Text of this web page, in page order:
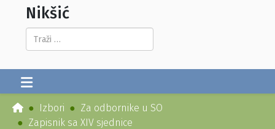
Nikšić
Pretraga...
Izbori
Za odbornike u SO
Zapisnik sa XIV sjednice